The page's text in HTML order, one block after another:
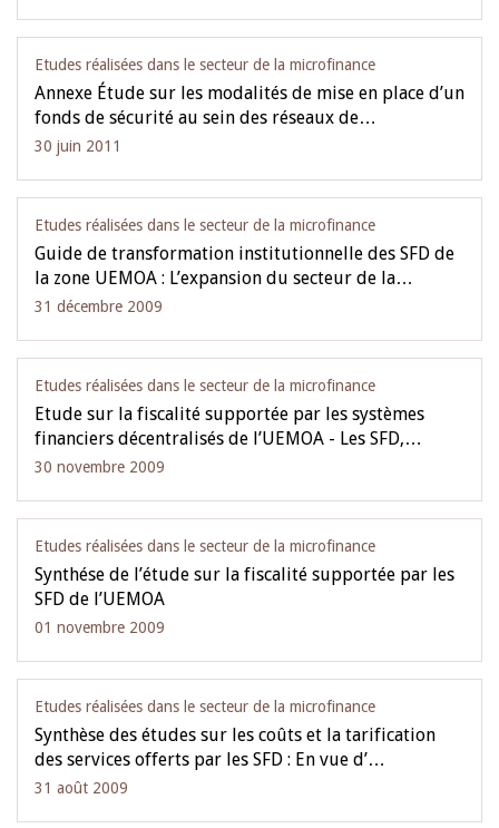
Etudes réalisées dans le secteur de la microfinance
Annexe Étude sur les modalités de mise en place d’un
fonds de sécurité au sein des réseaux de…
30 juin 2011
Etudes réalisées dans le secteur de la microfinance
Guide de transformation institutionnelle des SFD de
la zone UEMOA : L’expansion du secteur de la…
31 décembre 2009
Etudes réalisées dans le secteur de la microfinance
Etude sur la fiscalité supportée par les systèmes
financiers décentralisés de l’UEMOA - Les SFD,…
30 novembre 2009
Etudes réalisées dans le secteur de la microfinance
Synthése de l’étude sur la fiscalité supportée par les
SFD de l’UEMOA
01 novembre 2009
Etudes réalisées dans le secteur de la microfinance
Synthèse des études sur les coûts et la tarification
des services offerts par les SFD : En vue d’…
31 août 2009